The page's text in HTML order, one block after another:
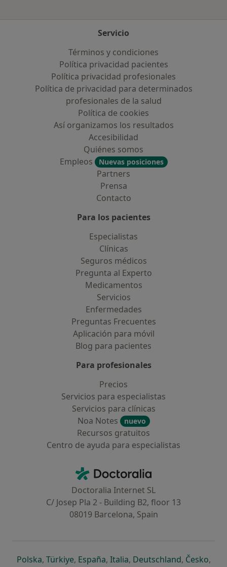
Servicio
Términos y condiciones
Política privacidad pacientes
Política privacidad profesionales
Política de privacidad para determinados
profesionales de la salud
Política de cookies
Así organizamos los resultados
Accesibilidad
Quiénes somos
Empleos
Nuevas posiciones
Partners
Prensa
Contacto
Para los pacientes
Especialistas
Clínicas
Seguros médicos
Pregunta al Experto
Medicamentos
Servicios
Enfermedades
Preguntas Frecuentes
Aplicación para móvil
Blog para pacientes
Para profesionales
Precios
Servicios para especialistas
Servicios para clínicas
Noa Notes
nuevo
Recursos gratuitos
Centro de ayuda para especialistas
Doctoralia - Página de inicio
Doctoralia Internet SL
C/ Josep Pla 2 - Building B2, floor 13
08019 Barcelona, Spain
Polskase abre en una nueva pestaña
, Türkiyese abre en una nueva pestaña
, Españase abre en una nueva pestaña
, Italiase abre en una nueva
, Deutschlandse abre en
, Českose
,